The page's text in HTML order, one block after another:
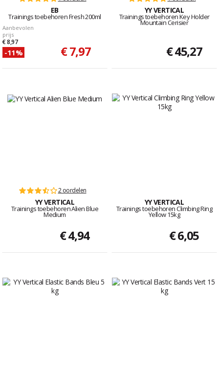
EB
Trainings toebehoren Fresh 200ml
Aanbevolen
prijs
€ 8,97
-11% € 7,97
YY VERTICAL
Trainings toebehoren Key Holder
Mountain Cerisier
€ 45,27
2 oordelen
YY VERTICAL
Trainings toebehoren Alien Blue
Medium
€ 4,94
YY VERTICAL
Trainings toebehoren Climbing Ring
Yellow 15kg
€ 6,05